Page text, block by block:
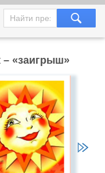
– «заигрыш»